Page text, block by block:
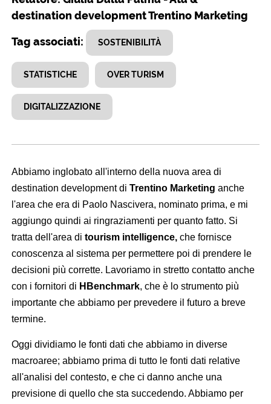
destination development Trentino Marketing
Tag associati: SOSTENIBILITÀ
STATISTICHE OVER TURISM
DIGITALIZZAZIONE
Abbiamo inglobato all'interno della nuova area di
destination development di Trentino Marketing anche
l'area che era di Paolo Nascivera, nominato prima, e mi
aggiungo quindi ai ringraziamenti per quanto fatto. Si
tratta dell'area di tourism intelligence,che fornisce
conoscenza al sistema per permettere poi di prendere le
decisioni più corrette. Lavoriamo in stretto contatto anche
con i fornitori di HBenchmark, che è lo strumento più
importante che abbiamo per prevedere il futuro a breve
termine.
Oggi dividiamo le fonti dati che abbiamo in diverse
macroaree; abbiamo prima di tutto le fonti dati relative
all'analisi del contesto, e che ci danno anche una
previsione di quello che sta succedendo. Abbiamo per